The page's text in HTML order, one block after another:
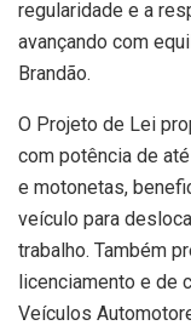
regularidade e a
avançando com
Brandão.
O Projeto de Lei
com potência de
e motonetas,
veículo para
trabalho. Também
licenciamento e de
Veículos